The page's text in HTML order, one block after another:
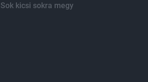
Sok kicsi sokra megy